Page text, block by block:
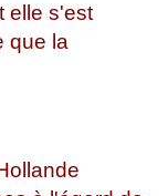
elle s'est
que la